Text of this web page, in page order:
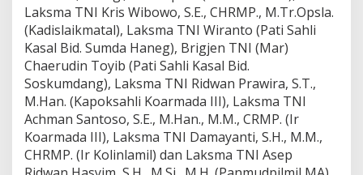
Laksma TNI Kris Wibowo, S.E., CHRMP., M.Tr.Opsla.
(Kadislaikmatal), Laksma TNI Wiranto (Pati Sahli
Kasal Bid. Sumda Haneg), Brigjen TNI (Mar)
Chaerudin Toyib (Pati Sahli Kasal Bid.
Soskumdang), Laksma TNI Ridwan Prawira, S.T.,
M.Han. (Kapoksahli Koarmada III), Laksma TNI
Achman Santoso, S.E., M.Han., M.M., CRMP. (Ir
Koarmada III), Laksma TNI Damayanti, S.H., M.M.,
CHRMP. (Ir Kolinlamil) dan Laksma TNI Asep